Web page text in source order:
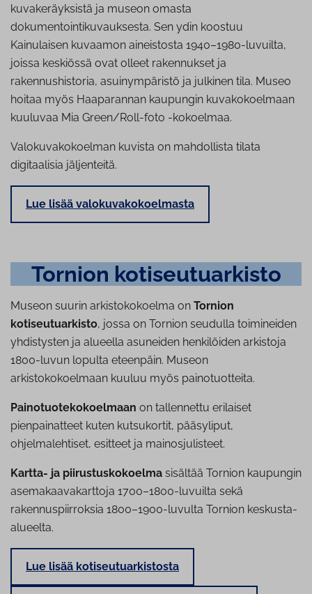
kuvakeräyksistä ja museon omasta
dokumentointikuvauksesta. Sen ydin koostuu
Kainulaisen kuvaamon aineistosta 1940–1980-luvuilta,
joissa keskiössä ovat olleet rakennukset ja
rakennushistoria, asuinympäristö ja julkinen tila. Museo
hoitaa myös Haaparannan kaupungin kuvakokoelmaan
kuuluvaa Mia Green/Roll-foto -kokoelmaa.
Valokuvakokoelman kuvista on mahdollista tilata
digitaalisia jäljenteitä.
Lue lisää valokuvakokoelmasta
Tornion ko­ti­seu­tuar­kis­to
Museon suurin arkistokokoelma on Tornion
kotiseutuarkisto, jossa on Tornion seudulla toimineiden
yhdistysten ja alueella asuneiden henkilöiden arkistoja
1800-luvun lopulta eteenpäin. Museon
arkistokokoelmaan kuuluu myös painotuotteita.
Painotuotekokoelmaan on tallennettu erilaiset
pienpainatteet kuten kutsukortit, pääsyliput,
ohjelmalehtiset, esitteet ja mainosjulisteet.
Kartta- ja piirustuskokoelma sisältää Tornion kaupungin
asemakaavakarttoja 1700–1800-luvuilta sekä
rakennuspiirroksia 1800–1900-luvulta Tornion keskusta-
alueelta.
Lue lisää kotiseutuarkistosta